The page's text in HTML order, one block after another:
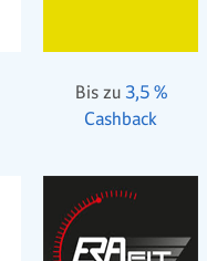
Bis zu 3,5 %
Cashback